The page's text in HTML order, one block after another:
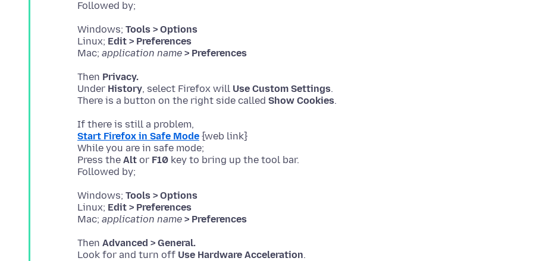
Windows; Tools > Options
Linux; Edit > Preferences
Mac; application name > Preferences
Then Privacy.
Under History, select Firefox will Use Custom Settings.
There is a button on the right side called Show Cookies
Start Firefox in Safe Mode {web link}
While you are in safe mode;
Press the Alt or F10 key to bring up the tool bar.
Windows; Tools > Options
Linux; Edit > Preferences
Mac; application name > Preferences
Then Advanced > General.
Look for and turn off Use Hardware Acceleration